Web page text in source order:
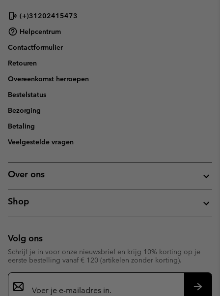
(+)31202415473
Helpcentrum
Contactformulier
Retouren
Overeenkomst herroepen
Bestelstatus
Bezorging
Betaling
Veelgestelde vragen
Over ons
Shop
Volg ons
Schrijf je in voor onze nieuwsbrief en krijg 10% korting op je
eerste bestelling vanaf € 120 (artikelen zonder korting).
Aanmelden
voor